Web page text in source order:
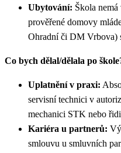
Ubytování: Škola
prověřené domovy
Ohradní či DM Vrbova)
Co bych dělal/dělala po
Uplatnění v praxi:
servisní technici v
mechanici STK nebo
Kariéra u partnerů:
smlouvu u smluvních